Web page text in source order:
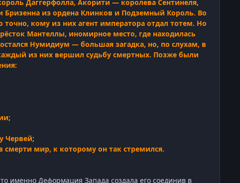
Даггерфолла, Акорити — королева Сентинеля,
из ордена Клинков и Подземный Король. Во
кому из них агент императора отдал тотем. Но
Мантеллы, иномирное место, где находилась
Нумидиум — большая загадка, но, по слухам, в
из них вершил судьбу смертных. Позже были
Червей;
смерти мир, к которому он так стремился.
именно Деформация Запада создала его соединив в